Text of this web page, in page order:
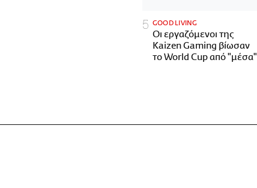
GOOD LIVING
Οι εργαζόμενοι της
Kaizen Gaming βίωσαν
το World Cup από "μέσα"